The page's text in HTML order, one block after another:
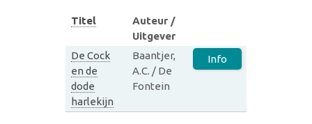
Titel
Auteur /
Uitgever
De Cock
en de
dode
harlekijn
Baantjer,
A.C. / De
Fontein
Info